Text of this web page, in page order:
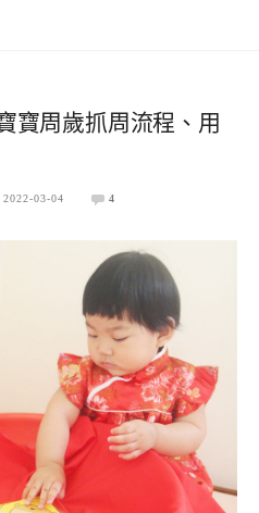
寶周歲抓周流程、用
2022-03-04 4